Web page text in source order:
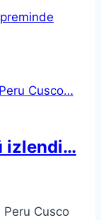
izlendi…
Cusco